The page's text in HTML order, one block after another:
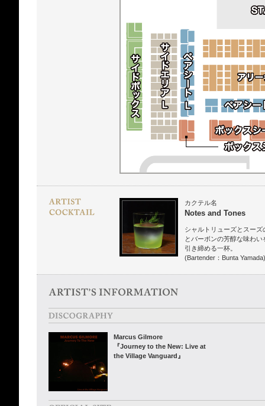
カクテル名
Notes and Tones
シャルトリューズとスー
とバーボンの芳醇な味わ
引き締める一杯。
(Bartender：Bunta Yamada)
Marcus Gilmore
『Journey to the New: Live at
the Village Vanguard』